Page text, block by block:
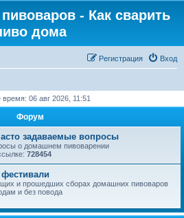
- Как cварить
дома
Вход
Регистрация
06 авг 2026, 11:51
Форум
задаваемые вопросы
о домашнем пивоварении
728454
и прошедших сборах домашних пивоваров
и без повода